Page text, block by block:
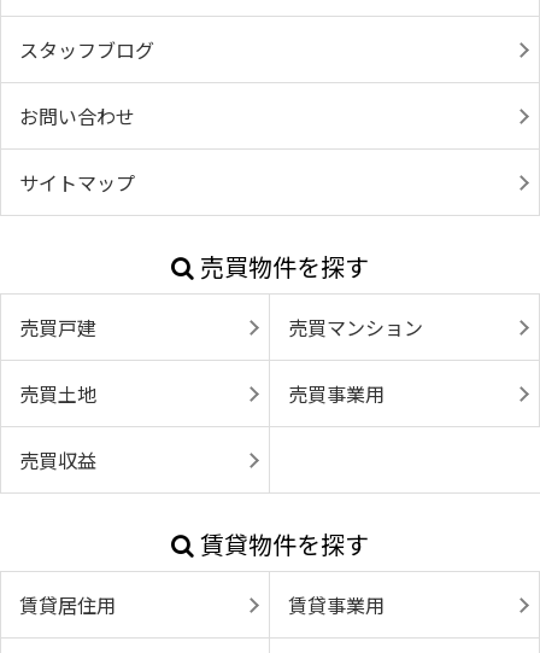
スタッフブログ
お問い合わせ
サイトマップ
売買物件を探す
売買戸建 売買マンション
売買土地 売買事業用
売買収益
賃貸物件を探す
賃貸居住用 賃貸事業用